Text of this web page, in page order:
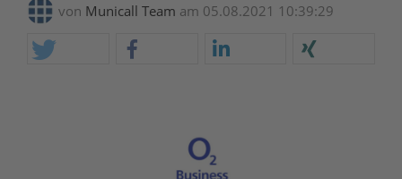
von Municall Team am 05.08.2021 10:39:29